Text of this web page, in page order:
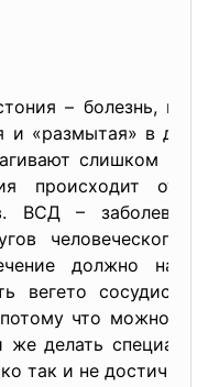
– болезнь, не
и «размытая» в
слишком
происходит от
ВСД –
человеческого
должно
вегето
что можно
делать
так и не достичь